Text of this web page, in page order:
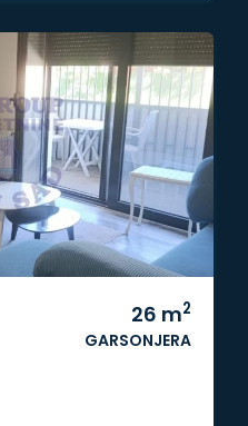
26 m2
GARSONJERA